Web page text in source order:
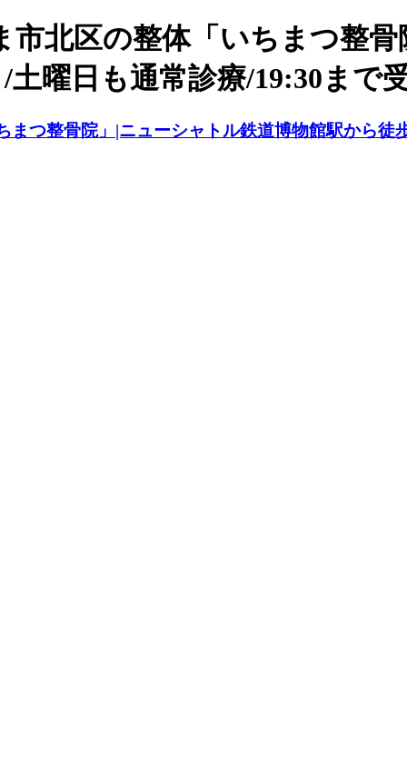
市北区の整体「いちまつ整
曜日も通常診療/19:30まで